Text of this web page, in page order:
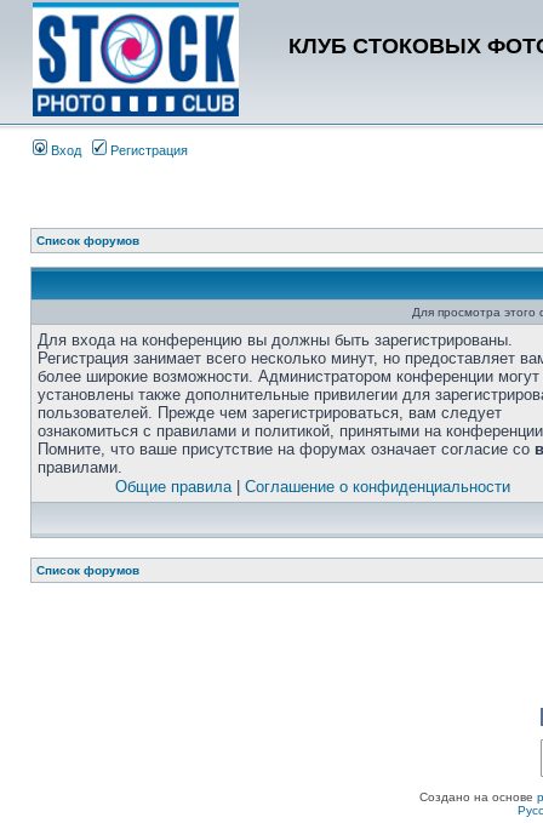
КЛУБ СТОКОВЫХ
Вход Регистрация
Список форумов
Для просмотра
Для входа на конференцию вы должны быть зарегистрированы.
Регистрация занимает всего несколько минут, но предоставляет
более широкие возможности. Администратором конференции
установлены также дополнительные привилегии для
пользователей. Прежде чем зарегистрироваться, вам следует
ознакомиться с правилами и политикой, принятыми на
Помните, что ваше присутствие на форумах означает согласие со
правилами.
Общие правила| Соглашение о конфиденциальности
Список форумов
Создано на основе